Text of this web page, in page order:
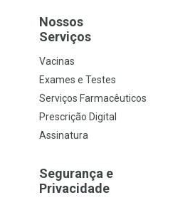
Nossos
Serviços
Vacinas
Exames e Testes
Serviços Farmacêuticos
Prescrição Digital
Assinatura
Segurança e
Privacidade